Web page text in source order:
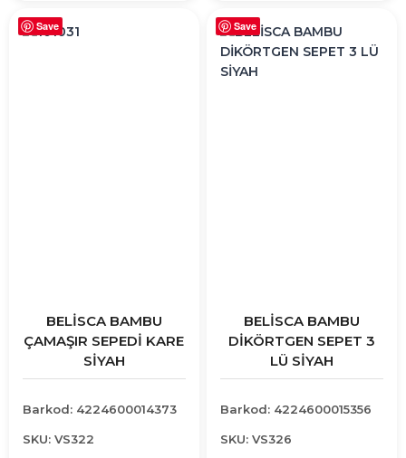
Save
BELİSCA BAMBU
ÇAMAŞIR SEPEDİ KARE
SİYAH
Barkod: 4224600014373
SKU: VS322
Save
BELİSCA BAMBU
DİKÖRTGEN SEPET 3
LÜ SİYAH
Barkod: 4224600015356
SKU: VS326